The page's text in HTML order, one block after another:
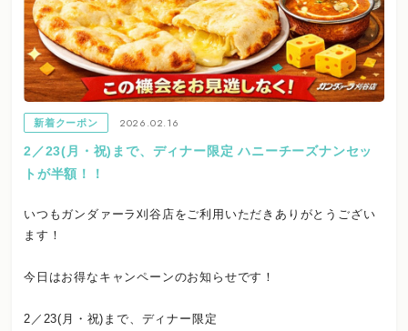
新着クーポン
2026.02.16
2／23(月・祝)まで、ディナー限定 ハニーチーズナンセッ
トが半額！！
いつもガンダァーラ刈谷店をご利用いただきありがとうござい
ます！
今日はお得なキャンペーンのお知らせです！
2／23(月・祝)まで、ディナー限定